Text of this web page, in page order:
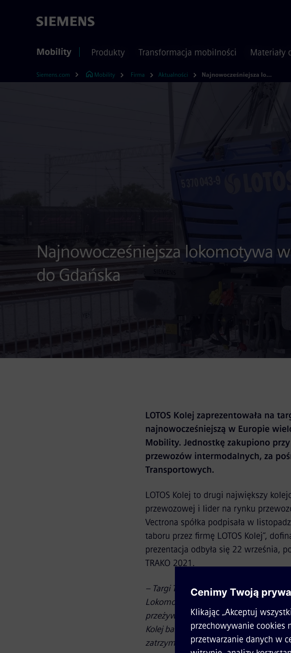
Mobility Produkty Transformacja mobilności Materiały
Siemens.com Mobility Firma Aktualności Najnowocześniejsza lokomotywa w Europie dotarła do Gdańska
Najnowocześniejsza lokomotywa
do Gdańska
LOTOS Kolej zaprezentowała na
najnowocześniejszą w Europie
Mobility. Jednostkę zakupiono
przewozów intermodalnych, za
Transportowych.
LOTOS Kolej to drugi największy
przewozowej i lider na rynku
Vectrona spółka podpisała w
taboru przez firmę LOTOS Kolej”,
prezentacja odbyła się 22 września,
TRAKO 2021.
– Targi TRAKO 2021 to idealny
Lokomotywa została zakupiona z
przeżywa prawdziwy boom i rośnie o
Kolej bardzo dobrze odnajduje się na
zatrzymania po całej Europie– mówi